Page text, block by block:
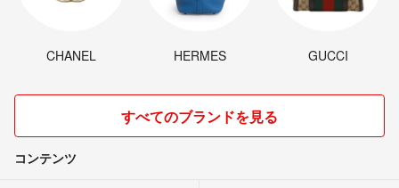
CHANEL HERMES GUCCI
すべてのブランドを見る
コンテンツ